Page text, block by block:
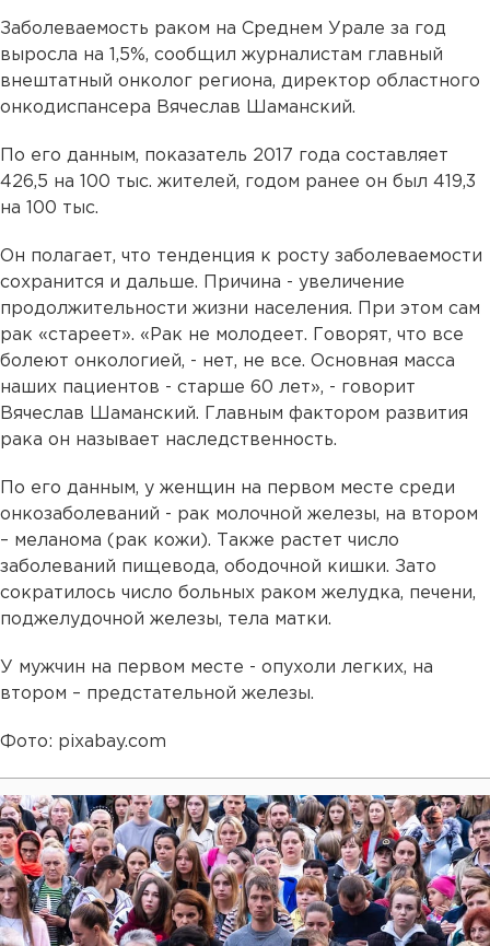
Заболеваемость раком на Среднем Урале за год
выросла на 1,5%, сообщил журналистам главный
внештатный онколог региона, директор областного
онкодиспансера Вячеслав Шаманский.
По его данным, показатель 2017 года составляет
426,5 на 100 тыс. жителей, годом ранее он был 419,3
на 100 тыс.
Он полагает, что тенденция к росту заболеваемости
сохранится и дальше. Причина - увеличение
продолжительности жизни населения. При этом сам
рак «стареет». «Рак не молодеет. Говорят, что все
болеют онкологией, - нет, не все. Основная масса
наших пациентов - старше 60 лет», - говорит
Вячеслав Шаманский. Главным фактором развития
рака он называет наследственность.
По его данным, у женщин на первом месте среди
онкозаболеваний - рак молочной железы, на втором
– меланома (рак кожи). Также растет число
заболеваний пищевода, ободочной кишки. Зато
сократилось число больных раком желудка, печени,
поджелудочной железы, тела матки.
У мужчин на первом месте - опухоли легких, на
втором – предстательной железы.
Фото: pixabay.com